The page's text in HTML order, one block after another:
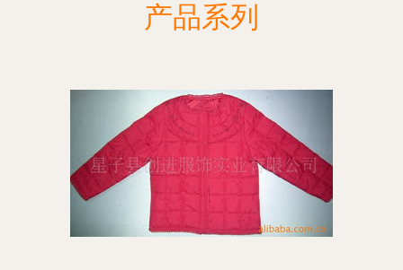
产品系列